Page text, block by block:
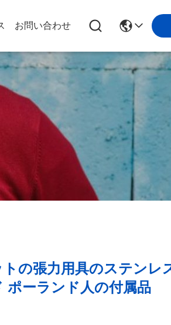
お問い合わせ
の張力用具のステンレ
ポーランド人の付属品